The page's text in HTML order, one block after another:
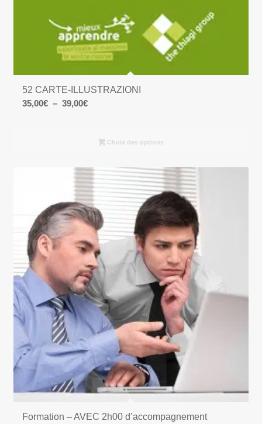
52 CARTE-ILLUSTRAZIONI
35,00€ – 39,00€Plage
35,00€
39,00€
Choix des options
Formation – AVEC 2h00 d’accompagnement